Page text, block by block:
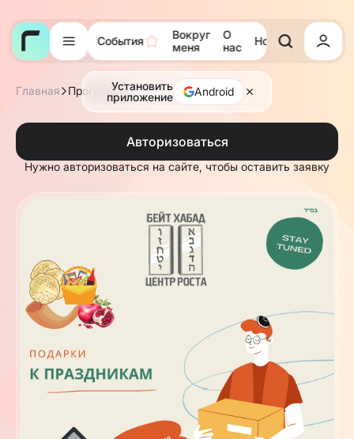
События
Вокруг
меня
О
нас
Новости Тора
Установить
приложение
Android
Главная Программы
Авторизоваться
Нужно авторизоваться на сайте, чтобы оставить заявку